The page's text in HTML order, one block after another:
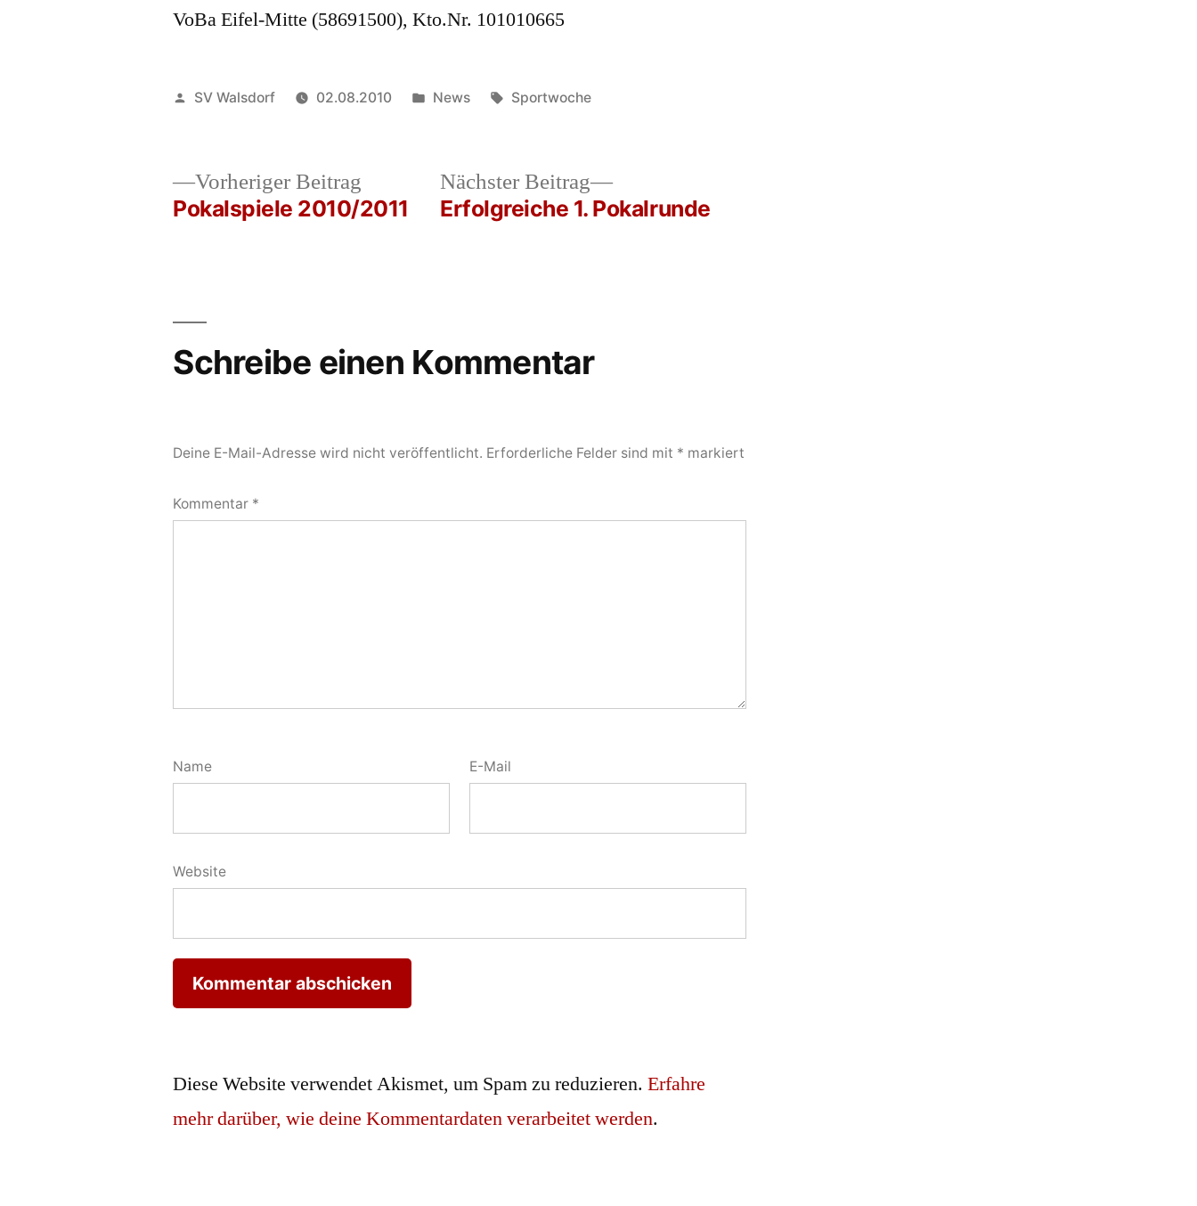
VoBa Eifel-Mitte (58691500), Kto.Nr. 101010665
Veröffentlicht
SV Walsdorf 02.08.2010
Veröffentlicht
News Schlagwörter:
Sportwoche
Beitrags-
Vorheriger Beitrag Vorheriger
Beitrag:
Pokalspiele 2010/2011
Nächster Beitrag
Nächster
Beitrag:
Erfolgreiche 1. Pokalrunde
Schreibe einen Kommentar
Deine E-Mail-Adresse wird nicht veröffentlicht. Erforderliche Felder sind mit * markiert
Kommentar *
Name E-Mail
Website
Diese Website verwendet Akismet, um Spam zu reduzieren.Erfahre
mehr darüber, wie deine Kommentardaten verarbeitet werden.